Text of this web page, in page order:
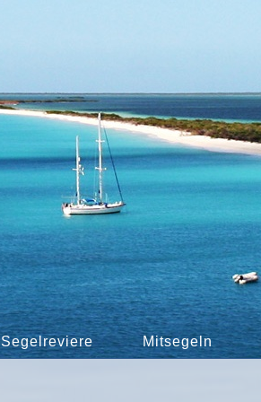
Segelreviere Mitsegeln